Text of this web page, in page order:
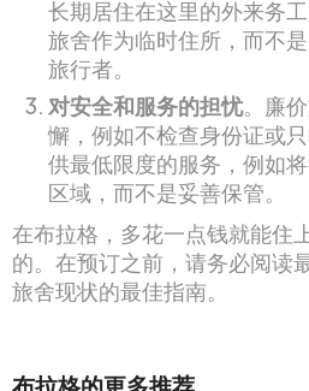
长期居住在这里的外来务
旅舍作为临时住所，而不
旅行者。
对安全和服务的担忧。廉
懈，例如不检查身份证或
供最低限度的服务，例如
区域，而不是妥善保管。
在布拉格，多花一点钱就能住
的。在预订之前，请务必阅读
旅舍现状的最佳指南。
布拉格的更多推荐